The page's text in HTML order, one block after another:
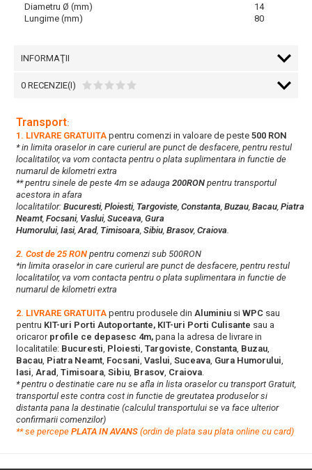
Diametru Ø (mm)
14
Lungime (mm)
80
INFORMAŢII
0 RECENZIE(I)
Transport:
1. LIVRARE GRATUITA pentru comenzi in valoare de peste 500 RON
* in limita oraselor in care curierul are punct de desfacere, pentru restul
localitatilor, va vom contacta pentru o plata suplimentara in functie de
numarul de kilometri extra
** pentru sinele de peste 4m se adauga 200RON pentru transportul
acestora in afara
localitatilor: Bucuresti, Ploiesti, Targoviste, Constanta, Buzau, Bacau, Piatra
Neamt, Focsani, Vaslui, Suceava, Gura
Humorului, Iasi,Arad, Timisoara, Sibiu, Brasov, Craiova.
2. Cost de 25 RON pentru comenzi sub 500RON
*in limita oraselor in care curierul are punct de desfacere, pentru restul
localitatilor, va vom contacta pentru o plata suplimentara in functie de
numarul de kilometri extra
2. LIVRARE GRATUITA pentru produsele din Aluminiu si WPC sau
pentru KIT-uri Porti Autoportante, KIT-uri Porti Culisante sau a
oricarorprofile ce depasesc 4m, pana la adresa de livrare in
localitatile: Bucuresti, Ploiesti, Targoviste, Constanta, Buzau,
Bacau, Piatra Neamt, Focsani, Vaslui, Suceava, Gura Humorului,
Iasi, Arad, Timisoara, Sibiu, Brasov, Craiova.
* pentru o destinatie care nu se afla in lista oraselor cu transport Gratuit,
transportul este contra cost in functie de greutatea produselor si
distanta pana la destinatie (calculul transportului se va face ulterior
confirmarii comenzilor)
**se percepe PLATA IN AVANS (ordin de plata sau plata online cu card)